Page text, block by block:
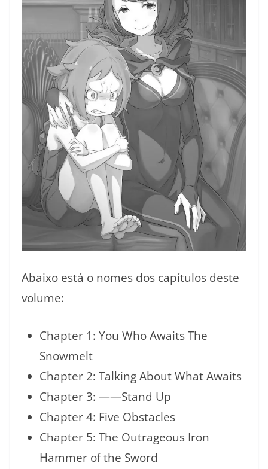
Abaixo está o nomes dos capítulos deste
volume:
Chapter 1: You Who Awaits The
Snowmelt
Chapter 2: Talking About What Awaits
Chapter 3: ――Stand Up
Chapter 4: Five Obstacles
Chapter 5: The Outrageous Iron
Hammer of the Sword